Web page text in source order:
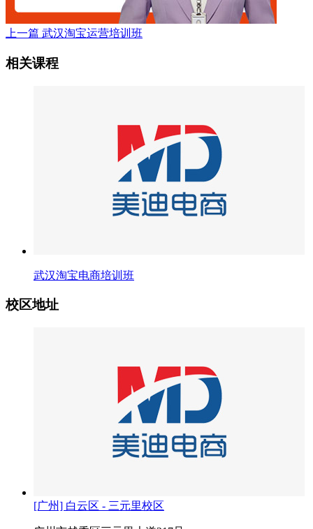
上一篇 武汉淘宝运营培训班
相关课程
武汉淘宝电商培训班
校区地址
[广州] 白云区 - 三元里校区